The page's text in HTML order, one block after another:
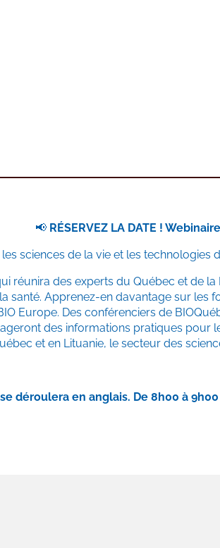
📢 RÉSERVEZ LA DATE !
sciences de la vie et les technologies
réunira des experts du Québec et de
santé. Apprenez-en davantage sur les
Europe. Des conférenciers de
des informations pratiques
et en Lituanie, le secteur des
déroulera en anglais. De 8h00 à